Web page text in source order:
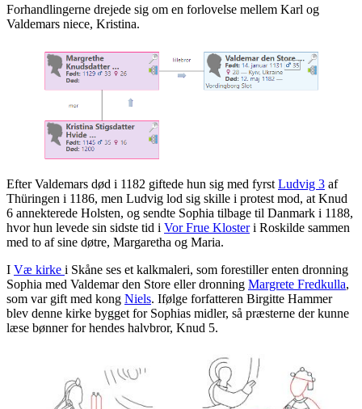
Forhandlingerne drejede sig om en forlovelse mellem Karl og
Valdemars niece, Kristina.
Efter Valdemars død i 1182 giftede hun sig med fyrst Ludvig 3 af
Thüringen i 1186, men Ludvig lod sig skille i protest mod, at Knud
6 annekterede Holsten, og sendte Sophia tilbage til Danmark i 1188,
hvor hun levede sin sidste tid i Vor Frue Klosteri Roskilde sammen
med to af sine døtre, Margaretha og Maria.
I Væ kirke i Skåne ses et kalkmaleri, som forestiller enten dronning
Sophia med Valdemar den Store eller dronning Margrete Fredkulla,
som var gift med kong Niels. Ifølge forfatteren Birgitte Hammer
blev denne kirke bygget for Sophias midler, så præsterne der kunne
læse bønner for hendes halvbror, Knud 5.